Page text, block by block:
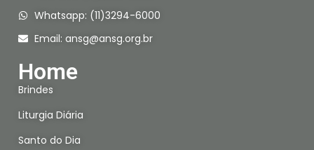
Whatsapp: (11)3294-6000
Email: ansg@ansg.org.br
Home
Brindes
Liturgia Diária
Santo do Dia